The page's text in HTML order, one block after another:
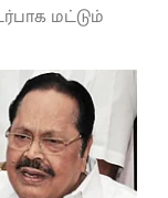
மட்டும்